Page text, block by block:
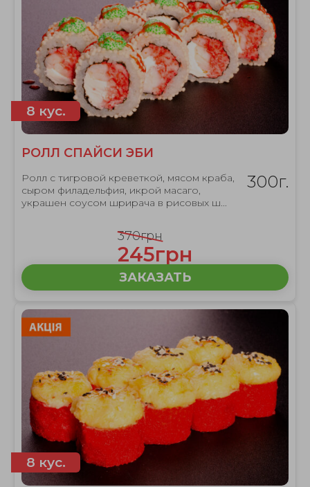
8 кус.
РОЛЛ СПАЙСИ ЭБИ
Ролл с тигровой креветкой, мясом краба,
сыром филадельфия, икрой масаго,
украшен соусом шрирача в рисовых ш...
300г.
370грн
245грн
ЗАКАЗАТЬ
8 кус.